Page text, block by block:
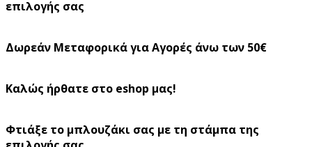
επιλογής σας
Δωρεάν Μεταφορικά για Αγορές άνω των 50€
Καλώς ήρθατε στο eshop μας!
Φτιάξε το μπλουζάκι σας με τη στάμπα της